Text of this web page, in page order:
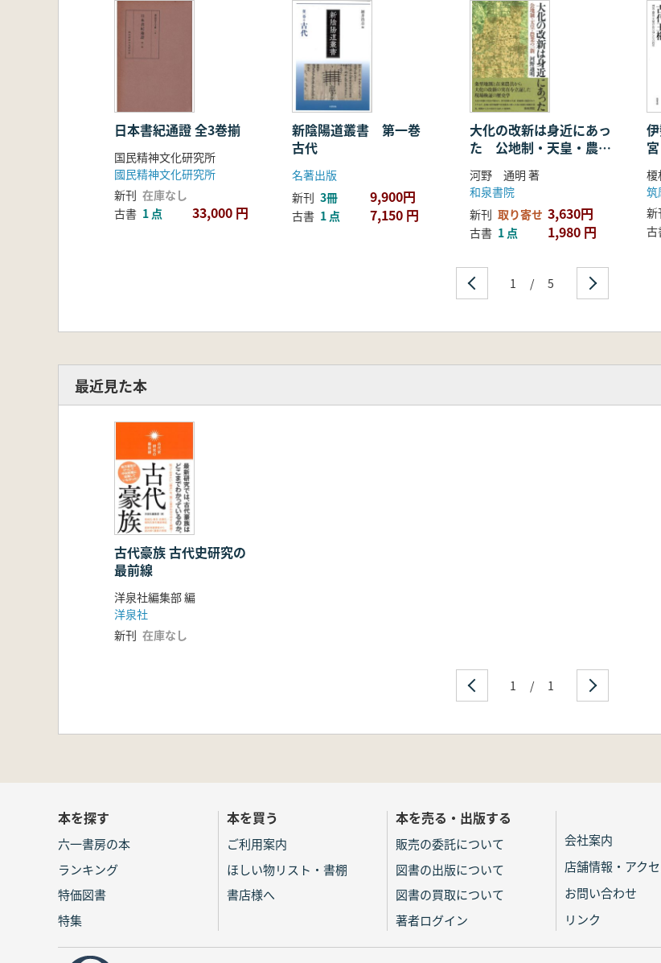
日本書紀通證 全3巻揃
国民精神文化研究所
國民精神文化研究所
新刊 在庫なし
古書 1 点 33,000 円
新陰陽道叢書 第一巻
古代
名著出版
新刊 3冊 9,900円
古書 1 点 7,150 円
大化の改新は身近にあっ
た 公地制・天皇・農業
の一新
河野 通明 著
和泉書院
新刊 取り寄せ 3,630円
古書 1 点 1,980 円
榎
筑
新
古
1 / 5
最近見た本
古代豪族 古代史研究の
最前線
洋泉社編集部 編
洋泉社
新刊 在庫なし
1 / 1
本を探す
六一書房の本
ランキング
特価図書
特集
本を買う
ご利用案内
ほしい物リスト・書棚
書店様へ
本を売る・出版する
販売の委託について
図書の出版について
図書の買取について
著者ログイン
会社案内
店舗情報・アク
お問い合わせ
リンク